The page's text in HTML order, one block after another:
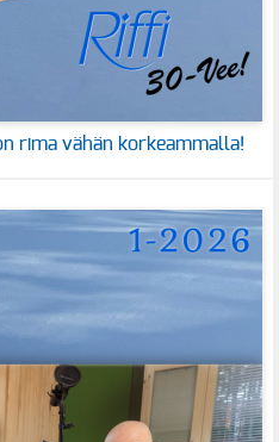
rima vähän korkeammalla!